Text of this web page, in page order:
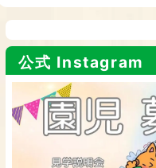
公式 Instagram